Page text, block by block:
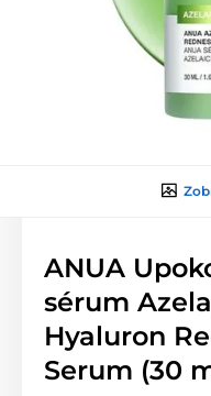
ANUA
sérum
Hyaluron
Serum (30